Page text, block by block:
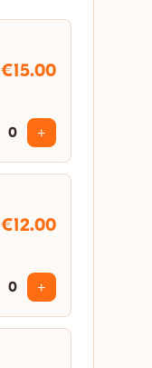
€15.00
0 +
€12.00
0 +